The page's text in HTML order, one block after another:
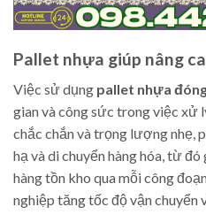
Pallet nhựa giúp nâng
Việc sử dụng pallet nhựa
gian và công sức trong việc xử
chắc chắn và trọng lượng nhẹ,
hạ và di chuyển hàng hóa, từ
hàng tồn kho qua mỗi công
nghiệp tăng tốc độ vận chuyển